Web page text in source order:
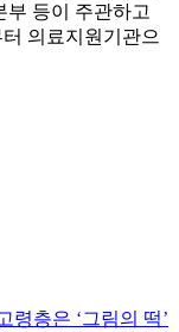
부 등이 주관하고
의료지원기관으
령층은 ‘그림의 떡’